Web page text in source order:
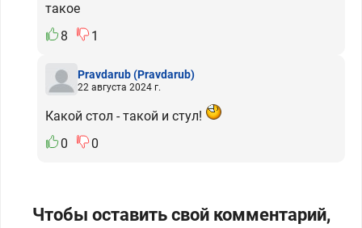
такое
8
1
Pravdarub(Pravdarub)
22 августа 2024 г.
Какой стол - такой и стул!
0
0
Чтобы оставить свой комментарий,